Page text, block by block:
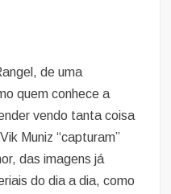
de uma
quem conhece a
vendo tanta coisa
Muniz “capturam”
das imagens já
do dia a dia, como